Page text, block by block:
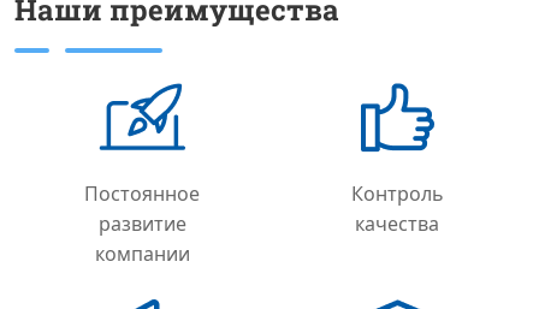
Наши преимущества
Постоянное
развитие
компании
Контроль
качества